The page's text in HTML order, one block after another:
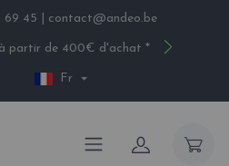
69 45 contact@andeo.be
partir de 400€ d'achat *
Fr